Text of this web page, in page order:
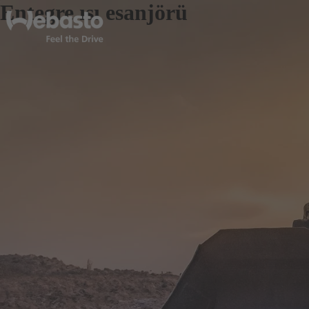
Entegre ısı esanjörü